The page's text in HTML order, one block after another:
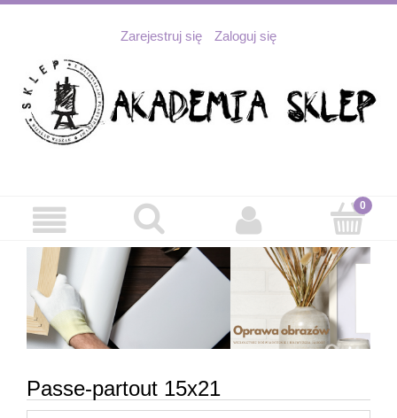
Zarejestruj się Zaloguj się
Passe-partout 15x21